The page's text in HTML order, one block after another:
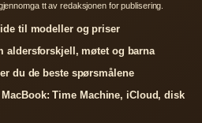
tt av redaksjonen for publisering.
til modeller og priser
aldersforskjell, møtet og barna
du de beste spørsmålene
Time Machine, iCloud, disk